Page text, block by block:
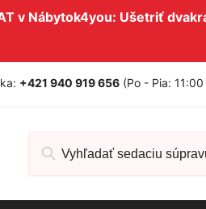
v Nábytok4you: Ušetriť
+421 940 919 656 (Po - Pia: